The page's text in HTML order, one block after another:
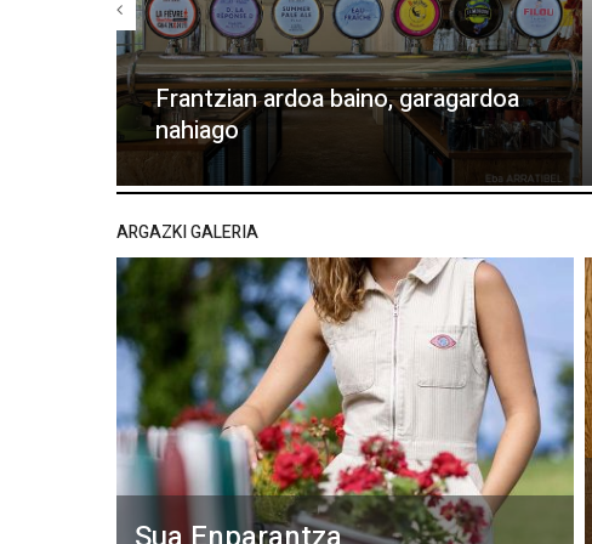
Frantzian ardoa baino, garagardoa
nahiago
ARGAZKI GALERIA